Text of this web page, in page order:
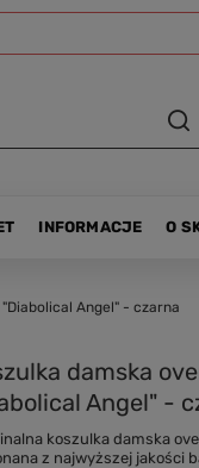
INFORMACJE O
"Diabolical Angel" - czarna
damska
Angel" -
koszulka damska
z najwyższej jakości